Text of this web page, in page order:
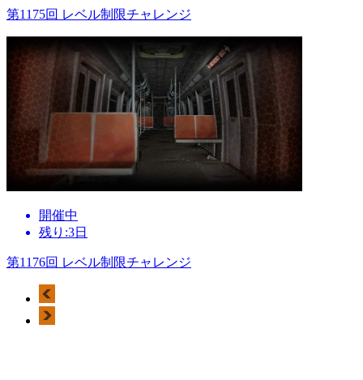
第1175回 レベル制限チャレンジ
開催中
残り:3日
第1176回 レベル制限チャレンジ